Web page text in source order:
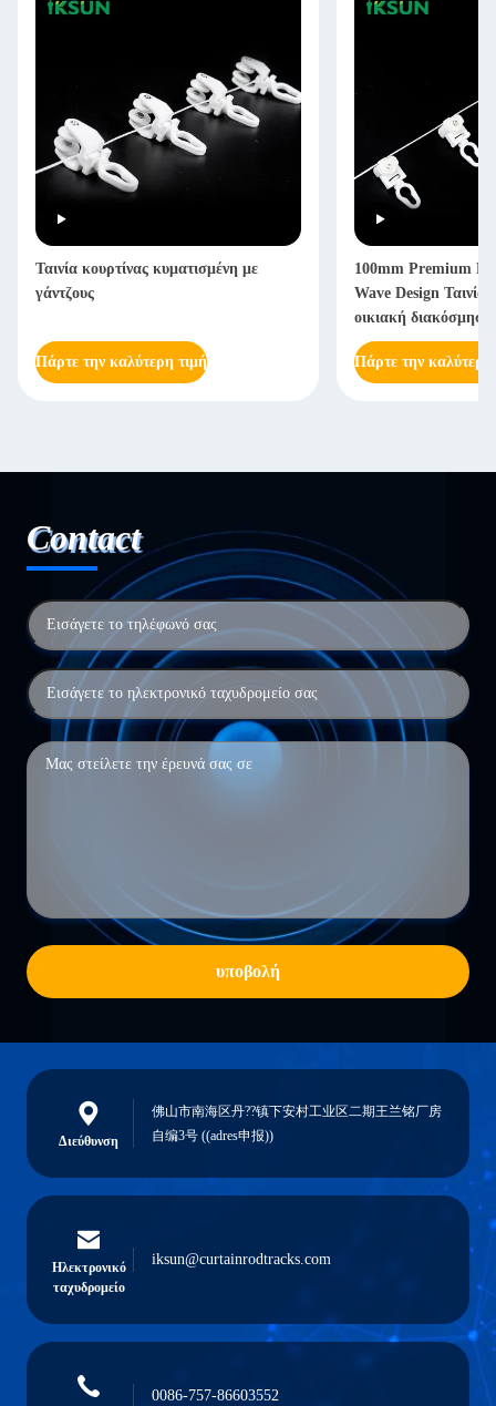
Ταινία κουρτίνας κυματισμένη με
γάντζους
Πάρτε την καλύτερη τιμή
100mm Premium
Wave Design Ταινία
οικιακή διακόσμηση
Πάρτε την καλύτερη
Contact
υποβολή
Διεύθυνση
佛山市南海区丹??镇下安村工业区二期王兰铭厂房
自编3号 ((adres申报))
Ηλεκτρονικό
ταχυδρομείο
iksun@curtainrodtracks.com
0086-757-86603552